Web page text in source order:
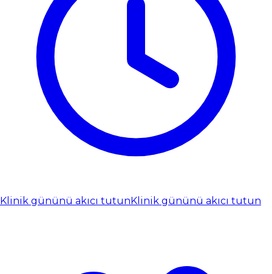
Klinik gününü akıcı tutunKlinik gününü akıcı tutun